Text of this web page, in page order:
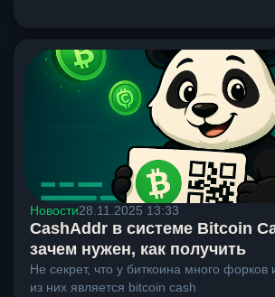
Новости28.11.2025 13:33
CashAddr в системе Bitcoin
зачем нужен, как получить
Не секрет, что у биткоина много форков
из них является bitcoin cash